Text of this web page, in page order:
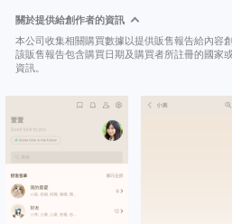
關於提供給創作者的資訊
本公司收集相關購買數據以提供販售報告給內容創
該販售報告包含購買日期及購買者所註冊的國家
資訊。